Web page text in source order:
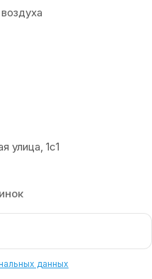
улица, 1с1
данных